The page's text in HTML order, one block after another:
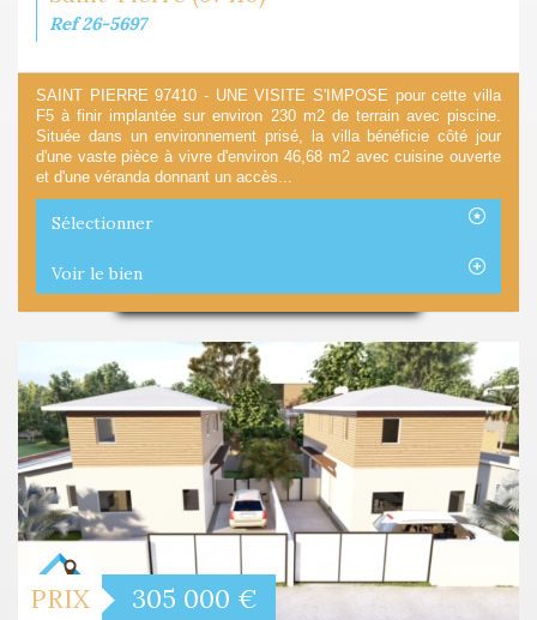
Ref 26-5697
SAINT PIERRE 97410 - UNE VISITE S'IMPOSE pour cette villa
F5 à finir implantée sur environ 230 m2 de terrain avec piscine.
Située dans un environnement prisé, la villa bénéficie côté jour
d'une vaste pièce à vivre d'environ 46,68 m2 avec cuisine ouverte
et d'une véranda donnant un accès...
Sélectionner
Voir le bien
PRIX 305 000 €